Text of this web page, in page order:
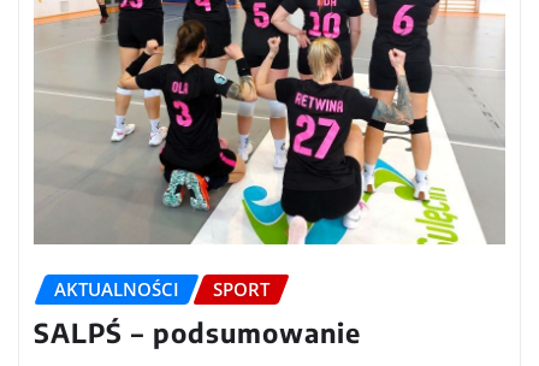
AKTUALNOŚCI SPORT
SALPŚ – podsumowanie